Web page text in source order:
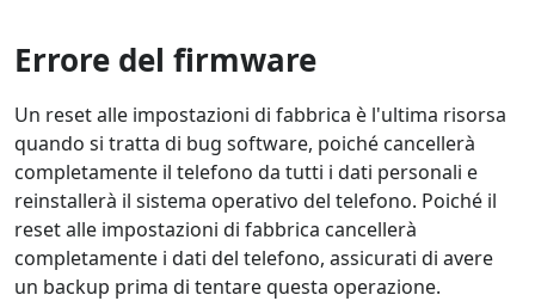
Errore del firmware
Un reset alle impostazioni di fabbrica è l'ultima risorsa
quando si tratta di bug software, poiché cancellerà
completamente il telefono da tutti i dati personali e
reinstallerà il sistema operativo del telefono. Poiché il
reset alle impostazioni di fabbrica cancellerà
completamente i dati del telefono, assicurati di avere
un backup prima di tentare questa operazione.